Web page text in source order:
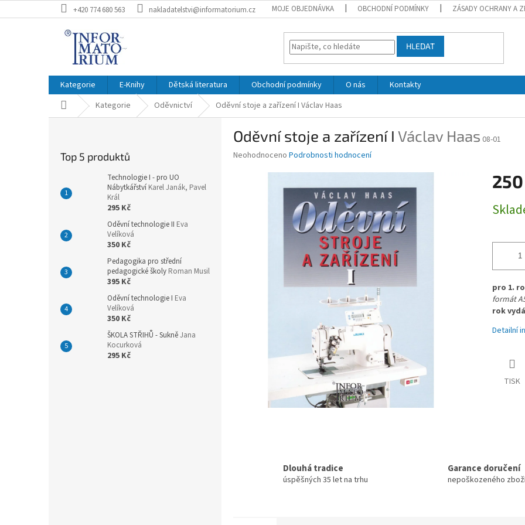
na
+420 774 680 563 nakladatelstvi@informatorium.cz MOJE OBJEDNÁVKA OBCHODNÍ PODMÍNKY ZÁSADY OCHRANY A
HLEDAT
Kategorie E-Knihy Dětská literatura Obchodní podmínky O nás
Kontakty
Domů Kategorie Oděvnictví Oděvní stoje a zařízení I Václav Haas
Top 5 produktů
Technologie I - pro UO
Nábytkářství Karel Janák, Pavel
Král
295 Kč
Oděvní technologie II Eva
Velíková
350 Kč
Pedagogika pro střední
pedagogické školy Roman Musil
395 Kč
Oděvní technologie I Eva
Velíková
350 Kč
ŠKOLA STŘIHŮ - SukněJana
Kocurková
295 Kč
Oděvní stoje a zařízení I Václav Haas 08-01
Průměrné
Neohodnoceno Podrobnosti hodnocení
cena:
pro 1.
formát
rok
Detailní
TISK
Dlouhá tradice
úspěšných 35 let na trhu
Garance doručení
nepoškozeného